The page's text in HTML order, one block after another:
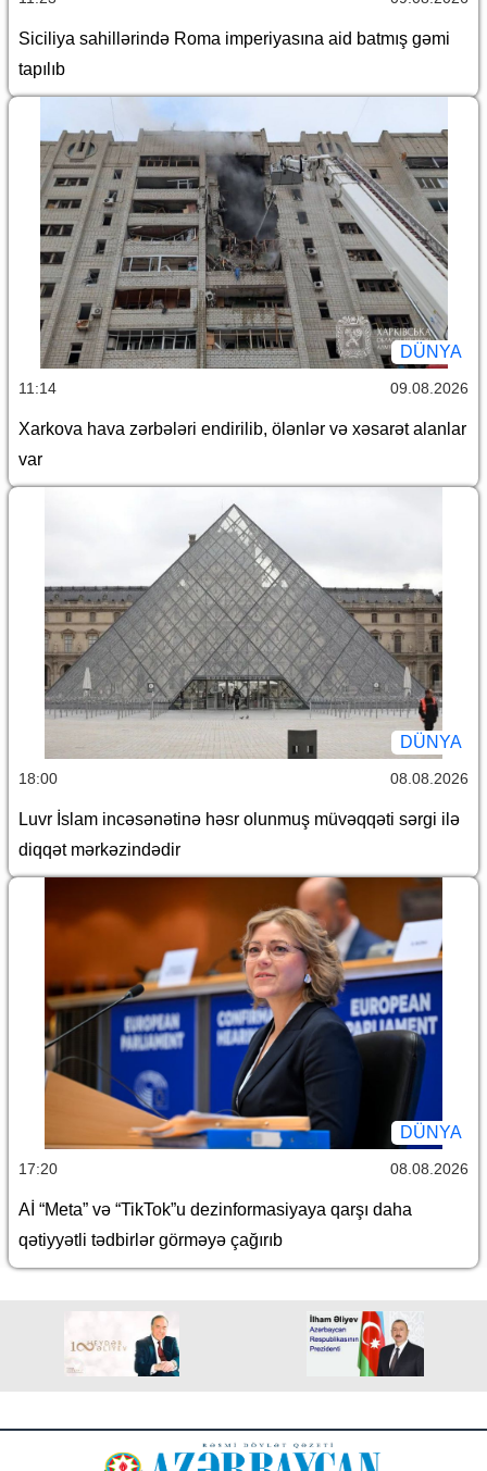
Siciliya sahillərində Roma imperiyasına aid batmış gəmi
tapılıb
DÜNYA
11:14 09.08.2026
Xarkova hava zərbələri endirilib, ölənlər və xəsarət alanlar
var
DÜNYA
18:00 08.08.2026
Luvr İslam incəsənətinə həsr olunmuş müvəqqəti sərgi ilə
diqqət mərkəzindədir
DÜNYA
17:20 08.08.2026
Aİ “Meta” və “TikTok”u dezinformasiyaya qarşı daha
qətiyyətli tədbirlər görməyə çağırıb